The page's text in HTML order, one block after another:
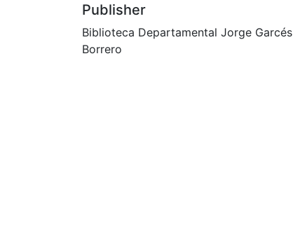
Publisher
Biblioteca Departamental Jorge Garcés
Borrero